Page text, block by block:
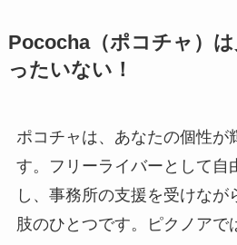
Pococha（ポコチャ）
ったいない！
ポコチャは、あなたの個性が
す。フリーライバーとして自
し、事務所の支援を受けなが
肢のひとつです。ピクノアで